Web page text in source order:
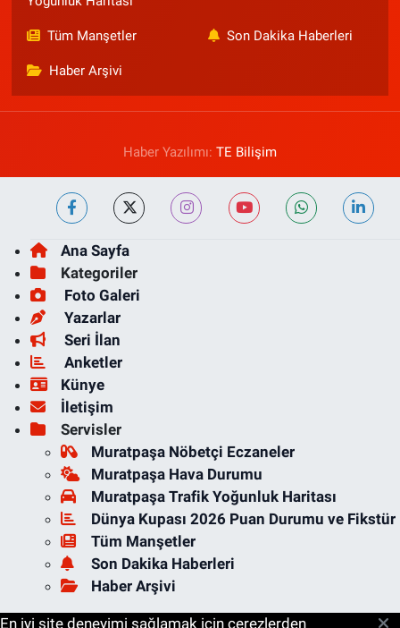
Tüm Manşetler Son Dakika Haberleri
Haber Arşivi
Haber Yazılımı: TE Bilişim
Ana Sayfa
Kategoriler
Foto Galeri
Yazarlar
Seri İlan
Anketler
Künye
İletişim
Servisler
Muratpaşa Nöbetçi Eczaneler
Muratpaşa Hava Durumu
Muratpaşa Trafik Yoğunluk Haritası
Dünya Kupası 2026 Puan Durumu ve Fikstür
Tüm Manşetler
Son Dakika Haberleri
Haber Arşivi
En iyi site deneyimi sağlamak için çerezlerden